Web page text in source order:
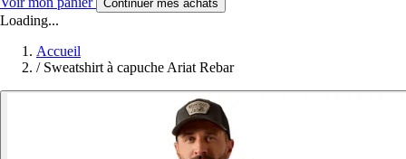
Continuer mes achats
Loading...
Accueil
/ Sweatshirt à capuche Ariat Rebar